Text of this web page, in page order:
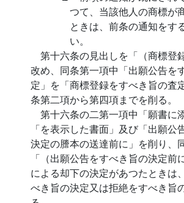
つて、当該他人の商標が
ときは、前条の通知をす
い。
第十六条の見出しを「（商標登
改め、同条第一項中「出願公告を
定」を「商標登録をすべき旨の査
条第二項から第四項までを削る。
第十六条の二第一項中「願書に
「を表示した書面」及び「出願公
決定の謄本の送達前に」を削り、
「（出願公告をすべき旨の決定前
による却下の決定があつたときは
べき旨の決定又は拒絶をすべき旨